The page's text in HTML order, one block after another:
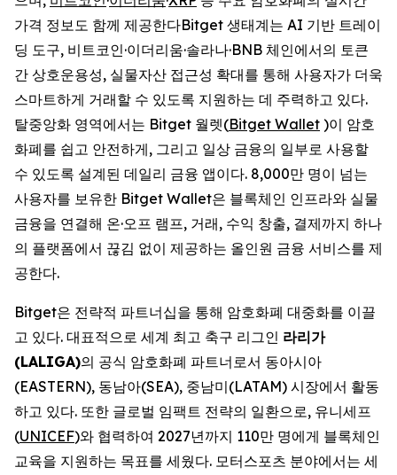
가격 정보도 함께 제공한다Bitget 생태계는 AI 기반 트레이
딩 도구, 비트코인·이더리움·솔라나·BNB 체인에서의 토큰
간 상호운용성, 실물자산 접근성 확대를 통해 사용자가 더욱
스마트하게 거래할 수 있도록 지원하는 데 주력하고 있다.
탈중앙화 영역에서는 Bitget 월렛(Bitget Wallet )이 암호
화폐를 쉽고 안전하게, 그리고 일상 금융의 일부로 사용할
수 있도록 설계된 데일리 금융 앱이다. 8,000만 명이 넘는
사용자를 보유한 Bitget Wallet은 블록체인 인프라와 실물
금융을 연결해 온·오프 램프, 거래, 수익 창출, 결제까지 하나
의 플랫폼에서 끊김 없이 제공하는 올인원 금융 서비스를 제
공한다.
Bitget은 전략적 파트너십을 통해 암호화폐 대중화를 이끌
고 있다. 대표적으로 세계 최고 축구 리그인 라리가
(LALIGA)의 공식 암호화폐 파트너로서 동아시아
(EASTERN), 동남아(SEA), 중남미(LATAM) 시장에서 활동
하고 있다. 또한 글로벌 임팩트 전략의 일환으로, 유니세프
(UNICEF)와 협력하여 2027년까지 110만 명에게 블록체인
교육을 지원하는 목표를 세웠다. 모터스포츠 분야에서는 세